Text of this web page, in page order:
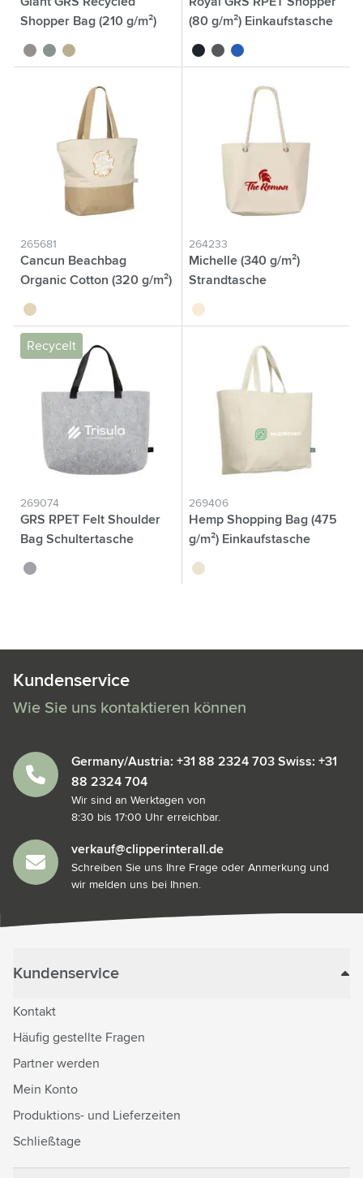
Shopper Bag (210 g/m²)
noir vert écru
(80 g/m²) Einkaufstasche
noir gris bleu
265681
Cancun Beachbag
Organic Cotton (320 g/m²)
naturel
264233
Michelle (340 g/m²)
Strandtasche
écru
Recycelt
269074
GRS RPET Felt Shoulder
Bag Schultertasche
gris
269406
Hemp Shopping Bag (475
g/m²) Einkaufstasche
naturel
Kundenservice
Wie Sie uns kontaktieren können
Germany/Austria: +31 88 2324 703 Swiss: +31
88 2324 704
Wir sind an Werktagen von
8:30 bis 17:00 Uhr erreichbar.
verkauf@clipperinterall.de
Schreiben Sie uns Ihre Frage oder Anmerkung und
wir melden uns bei Ihnen.
Kundenservice
Kontakt
Häufig gestellte Fragen
Partner werden
Mein Konto
Produktions- und Lieferzeiten
Schließtage